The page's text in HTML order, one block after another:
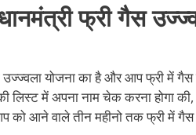
फ्री गैस
योजना का है और आप फ्री में गैस
लिस्ट में अपना नाम चेक करना होगा
को आने वाले तीन महीनो तक फ्री में